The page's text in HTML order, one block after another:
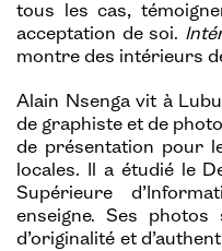
tous les cas,
acceptation de soi.
montre des intérieurs
Alain Nsenga vit à
de graphiste et de
de présentation pour
locales. Il a étudié le
Supérieure
enseigne. Ses
d’originalité et